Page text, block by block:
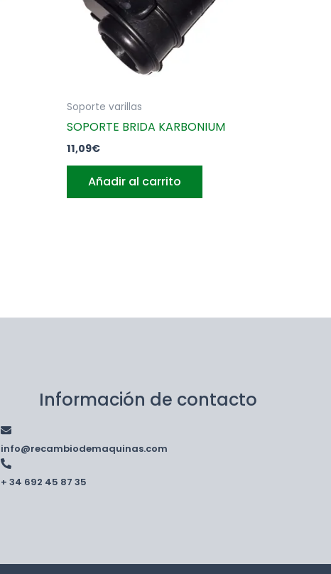
Soporte varillas
SOPORTE BRIDA KARBONIUM
11,09€
Añadir al carrito
Información de contacto
info@recambiodemaquinas.com
+ 34 692 45 87 35